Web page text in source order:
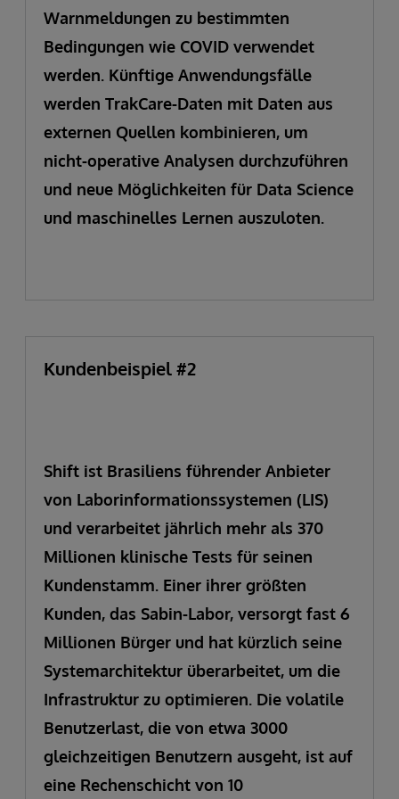
Warnmeldungen zu bestimmten
Bedingungen wie COVID verwendet
werden. Künftige Anwendungsfälle
werden TrakCare-Daten mit Daten aus
externen Quellen kombinieren, um
nicht-operative Analysen durchzuführen
und neue Möglichkeiten für Data Science
und maschinelles Lernen auszuloten.
Kundenbeispiel #2
Shift ist Brasiliens führender Anbieter
von Laborinformationssystemen (LIS)
und verarbeitet jährlich mehr als 370
Millionen klinische Tests für seinen
Kundenstamm. Einer ihrer größten
Kunden, das Sabin-Labor, versorgt fast 6
Millionen Bürger und hat kürzlich seine
Systemarchitektur überarbeitet, um die
Infrastruktur zu optimieren. Die volatile
Benutzerlast, die von etwa 3000
gleichzeitigen Benutzern ausgeht, ist auf
eine Rechenschicht von 10